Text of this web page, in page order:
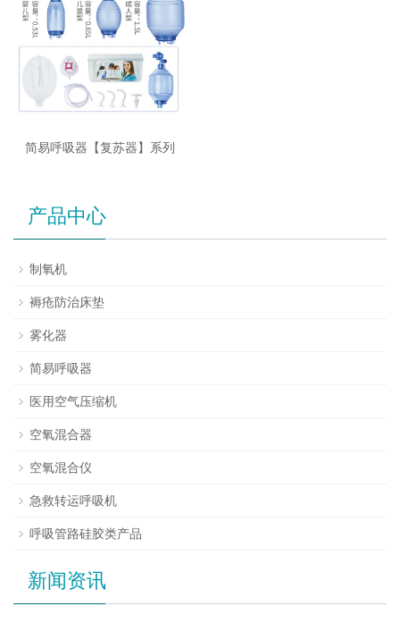
简易呼吸器【复苏器】系列
产品中心
制氧机
褥疮防治床垫
雾化器
简易呼吸器
医用空气压缩机
空氧混合器
空氧混合仪
急救转运呼吸机
呼吸管路硅胶类产品
新闻资讯